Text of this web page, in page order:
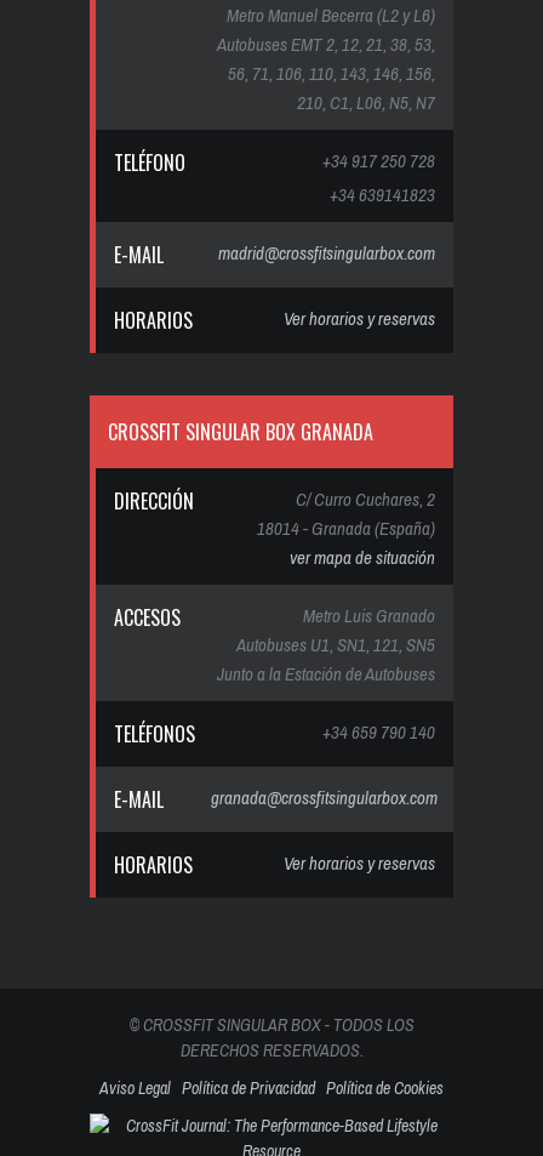
Metro Manuel Becerra (L2 y L6)
Autobuses EMT 2, 12, 21, 38, 53,
56, 71, 106, 110, 143, 146, 156,
210, C1, L06, N5, N7
TELÉFONO
+34 917 250 728
+34 639141823
E-MAIL madrid@crossfitsingularbox.com
HORARIOS Ver horarios y reservas
CROSSFIT SINGULAR BOX GRANADA
DIRECCIÓN
C/ Curro Cuchares, 2
18014 - Granada (España)
ver mapa de situación
ACCESOS
Metro Luis Granado
Autobuses U1, SN1, 121, SN5
Junto a la Estación de Autobuses
TELÉFONOS +34 659 790 140
E-MAIL granada@crossfitsingularbox.com
HORARIOS Ver horarios y reservas
© CROSSFIT SINGULAR BOX - TODOS LOS
DERECHOS RESERVADOS.
Aviso Legal Política de Privacidad Política de Cookies